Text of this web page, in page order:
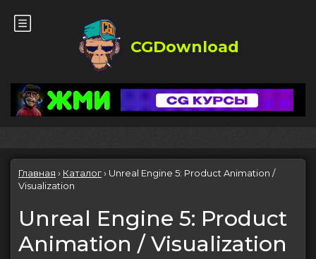
CGDownload
Главная › Каталог› Unreal Engine 5: Product Animation /
Visualization
Unreal Engine 5: Product
Animation / Visualization